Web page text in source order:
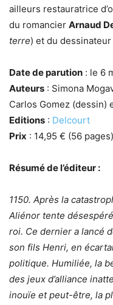
ailleurs restauratrice
du romancier Arnaud
terre) et du dessinateur
Date de parution : le 6
Auteurs : Simona
Carlos Gomez (dessin)
Editions : Delcourt
Prix : 14,95 € (56 pages)
Résumé de l’éditeur :
1150. Après la
Aliénor tente
roi. Ce dernier a lancé
son fils Henri, en
politique. Humiliée, la
des jeux d’alliance
inouïe et peut-être, la